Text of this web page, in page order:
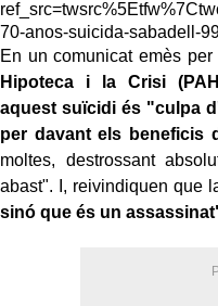
70-anos-suicida-sabadell-
En un comunicat emès per
Hipoteca i la Crisi (
aquest suïcidi és "culpa
per davant els beneficis
moltes, destrossant
abast". I, reivindiquen que
sinó que és un